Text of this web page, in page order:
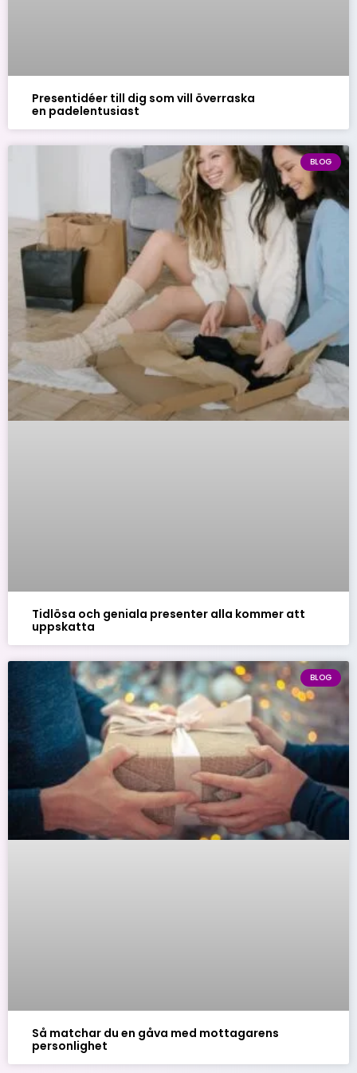
Presentidéer till dig som vill överraska
en padelentusiast
BLOG
Tidlösa och geniala presenter alla kommer att
uppskatta
BLOG
Så matchar du en gåva med mottagarens
personlighet